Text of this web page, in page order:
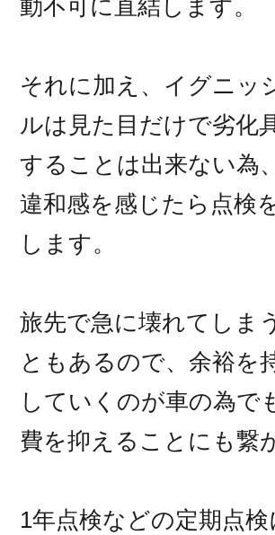
動不可に直結します。
それに加え、イグニッ
ルは見た目だけで劣化
することは出来ない為
違和感を感じたら点検
します。
旅先で急に壊れてしま
ともあるので、余裕を
していくのが車の為で
費を抑えることにも繋
1年点検などの定期点検